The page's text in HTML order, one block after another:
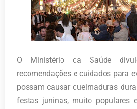
O Ministério da Saúde
recomendações e cuidados para
possam causar queimaduras
festas juninas, muito populares